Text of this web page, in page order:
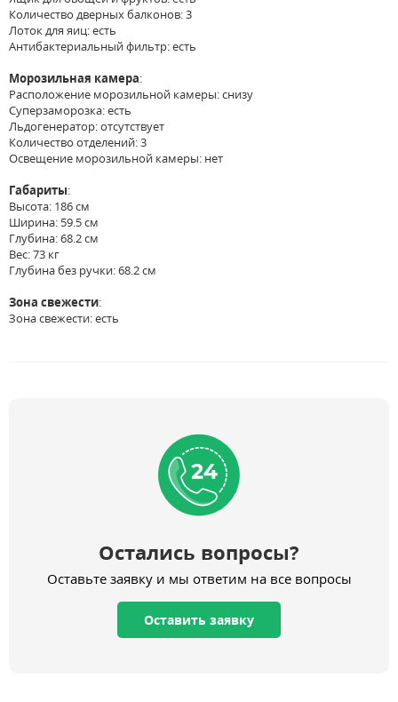
Количество дверных балконов: 3
Лоток для яиц: есть
Антибактериальный фильтр: есть
Морозильная камера:
Расположение морозильной камеры: снизу
Суперзаморозка: есть
Льдогенератор: отсутствует
Количество отделений: 3
Освещение морозильной камеры: нет
Габариты:
Высота: 186 см
Ширина: 59.5 см
Глубина: 68.2 см
Вес: 73 кг
Глубина без ручки: 68.2 см
Зона свежести:
Зона свежести: есть
Остались вопросы?
Оставьте заявку и мы ответим на все вопросы
Оставить заявку